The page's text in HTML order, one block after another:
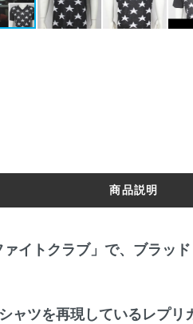
商品説明
ァイトクラブ」で、ブラッ
ャツを再現しているレプリ